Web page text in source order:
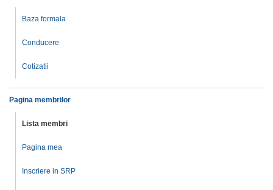
Baza formala
Conducere
Cotizatii
Pagina membrilor
Lista membri
Pagina mea
Inscriere in SRP